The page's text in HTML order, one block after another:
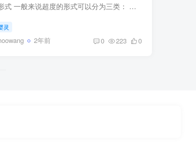
超度的形式 一般来说超度的形式可以分为三类： 第一类十方超度，什么是十方超度？十方超度即是法事设坛把附近的各类孤魂野鬼全部招过来进行统一的超度，一般大型的法会都会有这类的超度，主要作...
灵
2年前 0 223 0